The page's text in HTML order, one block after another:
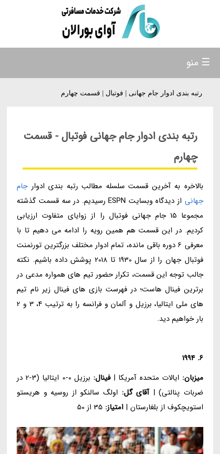
رتبه بندی ادوار جام جهانی | فوتبال | قسمت چهارم
رتبه بندی ادوار جام جهانی فوتبال - قسمت
چهارم
بالاخره به آخرین قسمت سلسله مطالب رتبه بندی ادوار جام
جهانی
از دیدگاه وبسایت ESPN رسیدیم. در سه قسمت گذشته
مجموعا 15 جام جهانی فوتبال را از زوایای متفاوت ارزیابی
کردیم. در این قسمت هم همین رویه را ادامه می دهیم تا با
معرفی 6 دوره باقی مانده، تمام ادوار مختلف بزرگترین تورنمنت
فوتبال جهان را از سال 1930 تا 2018 پوشش داده باشیم. نکته
جالب توجه این قسمت، تکرار حضور تیم های همواره مدعی در
برترین فینال هاست؛ در فهرست بازی های فینال زیر نام تیم
های ملی ایتالیا، برزیل و آلمان و فرانسه را به ترتیب 4، 3 و 2
بار خواهیم دید.
6. 1994
میزبان: ایالات متحده آمریکا |فینال:
برزیل 0-0 ایتالیا (3-2 در
ضربات پنالتی) |آقای گل: اولگ سالنکو از روسیه و هریستو
استویچکوف از بلغارستان |امتیاز: 35 از 50
☰ منو